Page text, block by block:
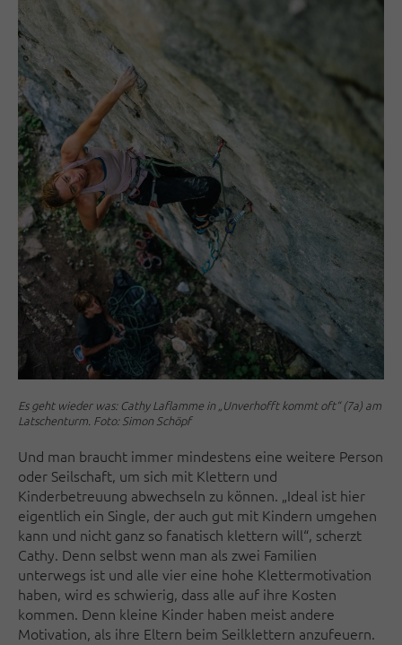
Es geht wieder was: Cathy Laflamme in „Unverhofft kommt oft“ (7a) am
Latschenturm. Foto: Simon Schöpf
Und man braucht immer mindestens eine weitere Person
oder Seilschaft, um sich mit Klettern und
Kinderbetreuung abwechseln zu können. „Ideal ist hier
eigentlich ein Single, der auch gut mit Kindern umgehen
kann und nicht ganz so fanatisch klettern will“, scherzt
Cathy. Denn selbst wenn man als zwei Familien
unterwegs ist und alle vier eine hohe Klettermotivation
haben, wird es schwierig, dass alle auf ihre Kosten
kommen. Denn kleine Kinder haben meist andere
Motivation, als ihre Eltern beim Seilklettern anzufeuern.